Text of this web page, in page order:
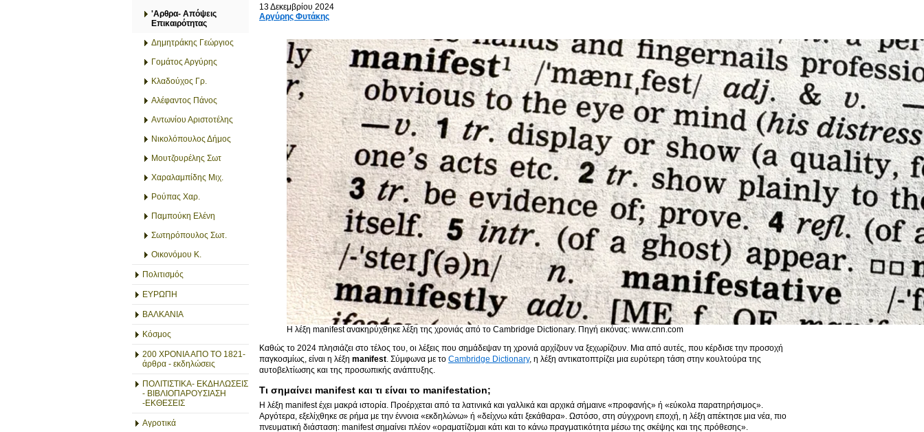
'Αρθρα- Απόψεις
Επικαιρότητας
Δημητράκης Γεώργιος
Γομάτος Αργύρης
Κλαδούχος Γρ.
Αλέφαντος Πάνος
Αντωνίου Αριστοτέλης
Νικολόπουλος Δήμος
Μουτζουρέλης Σωτ
Χαραλαμπίδης Μιχ.
Ρούπας Χαρ.
Παμπούκη Ελένη
Σωτηρόπουλος Σωτ.
Οικονόμου Κ.
Πολιτισμός
ΕΥΡΩΠΗ
ΒΑΛΚΑΝΙΑ
Κόσμος
200 ΧΡΟΝΙΑ ΑΠΟ ΤΟ 1821-
άρθρα - εκδηλώσεις
ΠΟΛΙΤΙΣΤΙΚΑ- ΕΚΔΗΛΩΣΕΙΣ
- ΒΙΒΛΙΟΠΑΡΟΥΣΙΑΣΗ
-ΕΚΘΕΣΕΙΣ
Αγροτικά
13 Δεκεμβρίου 2024
Αργύρης Φυτάκης
Η λέξη manifest ανακηρύχθηκε λέξη της χρονιάς από το Cambridge Dictionary. Πηγή εικόνας: www.cnn.com
Καθώς το 2024 πλησιάζει στο τέλος του, οι λέξεις που σημάδεψαν τη χρονιά αρχίζουν να ξεχωρίζουν. Μια από αυτές, που κέρδισε την προσοχή
παγκοσμίως, είναι η λέξη manifest . Σύμφωνα με το Cambridge Dictionary, η λέξη αντικατοπτρίζει μια ευρύτερη τάση στην κουλτούρα της
αυτοβελτίωσης και της προσωπικής ανάπτυξης.
Τι σημαίνει manifest και τι είναι το manifestation;
Η λέξη manifest έχει μακρά ιστορία. Προέρχεται από τα λατινικά και γαλλικά και αρχικά σήμαινε «προφανής» ή «εύκολα παρατηρήσιμος».
Αργότερα, εξελίχθηκε σε ρήμα με την έννοια «εκδηλώνω» ή «δείχνω κάτι ξεκάθαρα». Ωστόσο, στη σύγχρονη εποχή, η λέξη απέκτησε μια νέα, πιο
πνευματική διάσταση: manifest σημαίνει πλέον «οραματίζομαι κάτι και το κάνω πραγματικότητα μέσω της σκέψης και της πρόθεσης».